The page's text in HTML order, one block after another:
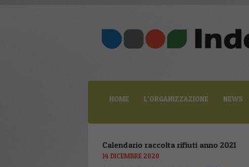
HOME L’ORGANIZZAZIONE NEWS
Calendario raccolta rifiuti anno 2021
14 DICEMBRE 2020